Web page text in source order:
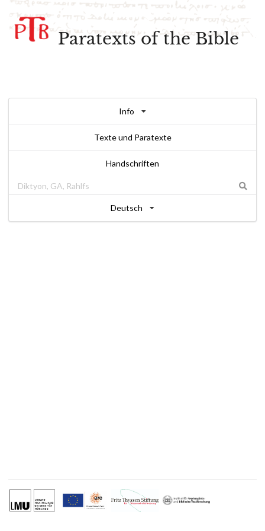
Paratexts of the Bible
Info
Texte und Paratexte
Handschriften
Deutsch